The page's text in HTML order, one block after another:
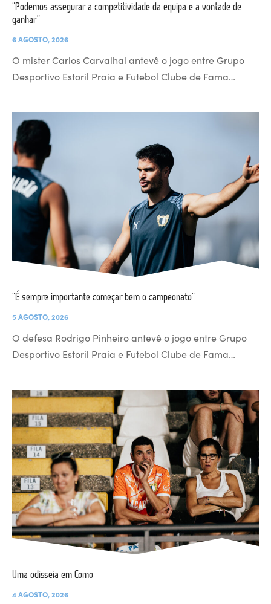
“Podemos assegurar a competitividade da equipa e a vontade de
ganhar”
6 AGOSTO, 2026
O mister Carlos Carvalhal antevê o jogo entre Grupo
Desportivo Estoril Praia e Futebol Clube de Fama…
“É sempre importante começar bem o campeonato”
5 AGOSTO, 2026
O defesa Rodrigo Pinheiro antevê o jogo entre Grupo
Desportivo Estoril Praia e Futebol Clube de Fama…
Uma odisseia em Como
4 AGOSTO, 2026